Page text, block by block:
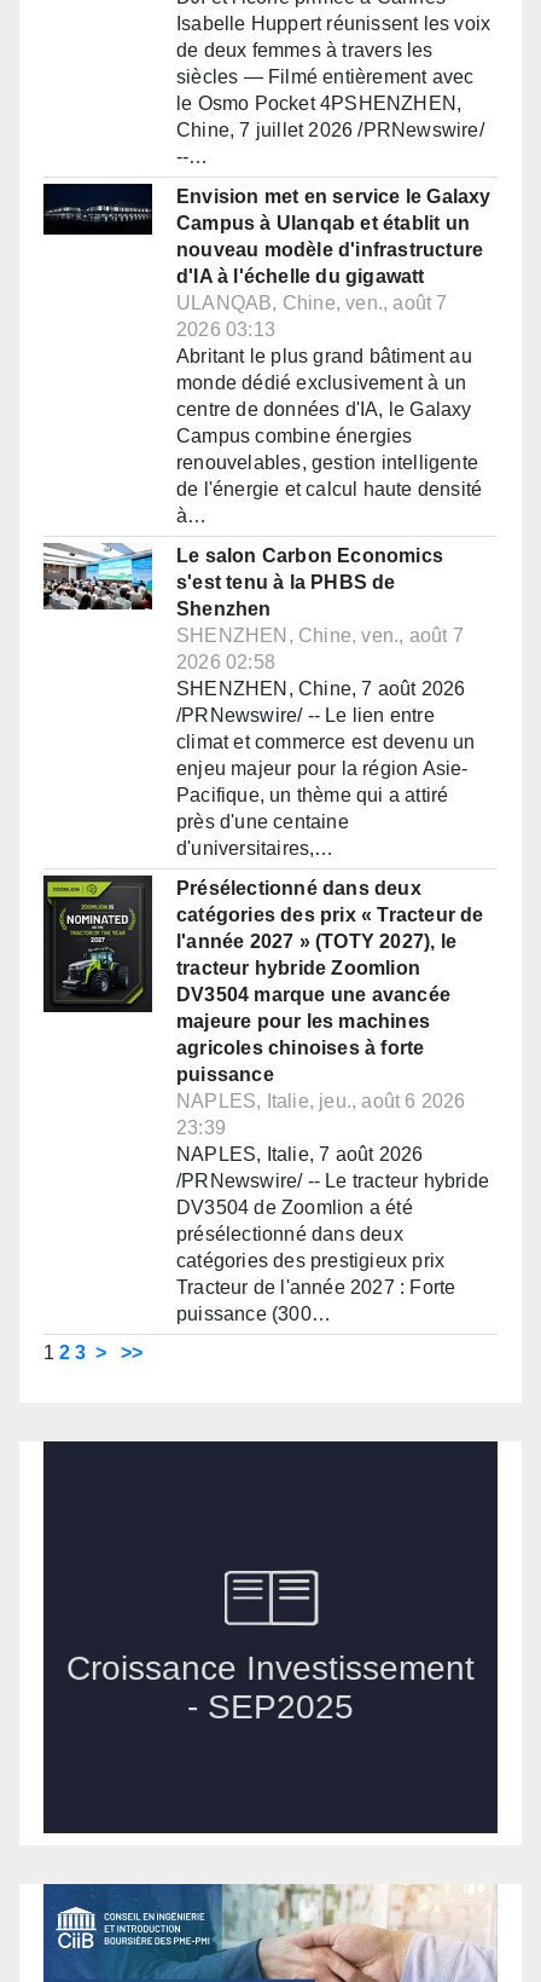
Isabelle Huppert réunissent les voix
de deux femmes à travers les
siècles — Filmé entièrement avec
le Osmo Pocket 4PSHENZHEN,
Chine, 7 juillet 2026 /PRNewswire/
--…
Envision met en service le Galaxy
Campus à Ulanqab et établit un
nouveau modèle d'infrastructure
d'IA à l'échelle du gigawatt
ULANQAB, Chine, ven., août 7
2026 03:13
Abritant le plus grand bâtiment au
monde dédié exclusivement à un
centre de données d'IA, le Galaxy
Campus combine énergies
renouvelables, gestion intelligente
de l'énergie et calcul haute densité
à…
Le salon Carbon Economics
s'est tenu à la PHBS de
Shenzhen
SHENZHEN, Chine, ven., août 7
2026 02:58
SHENZHEN, Chine, 7 août 2026
/PRNewswire/ -- Le lien entre
climat et commerce est devenu un
enjeu majeur pour la région Asie-
Pacifique, un thème qui a attiré
près d'une centaine
d'universitaires,…
Présélectionné dans deux
catégories des prix « Tracteur de
l'année 2027 » (TOTY 2027), le
tracteur hybride Zoomlion
DV3504 marque une avancée
majeure pour les machines
agricoles chinoises à forte
puissance
NAPLES, Italie, jeu., août 6 2026
23:39
NAPLES, Italie, 7 août 2026
/PRNewswire/ -- Le tracteur hybride
DV3504 de Zoomlion a été
présélectionné dans deux
catégories des prestigieux prix
Tracteur de l'année 2027 : Forte
puissance (300…
1 2 3 > >>